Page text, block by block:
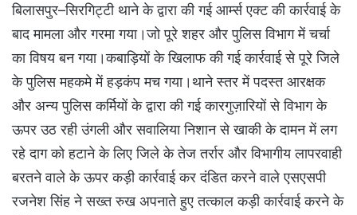
बिलासपुर–सिरगिट्टी थाने के द्वारा की गई आर्म्स एक्ट की कार्रवाई के
बाद मामला और गरमा गया।जो पूरे शहर और पुलिस विभाग में चर्चा
का विषय बन गया।कबाड़ियों के खिलाफ की गई कार्रवाई से पूरे जिले
के पुलिस महकमे में हड़कंप मच गया।थाने स्तर में पदस्त आरक्षक
और अन्य पुलिस कर्मियों के द्वारा की गई कारगुज़ारियों से विभाग के
ऊपर उठ रही उंगली और सवालिया निशान से खाकी के दामन में लग
रहे दाग को हटाने के लिए जिले के तेज तर्रार और विभागीय लापरवाही
बरतने वाले के ऊपर कड़ी कार्रवाई कर दंडित करने वाले एसएसपी
रजनेश सिंह ने सख्त रुख अपनाते हुए तत्काल कड़ी कार्रवाई करने के